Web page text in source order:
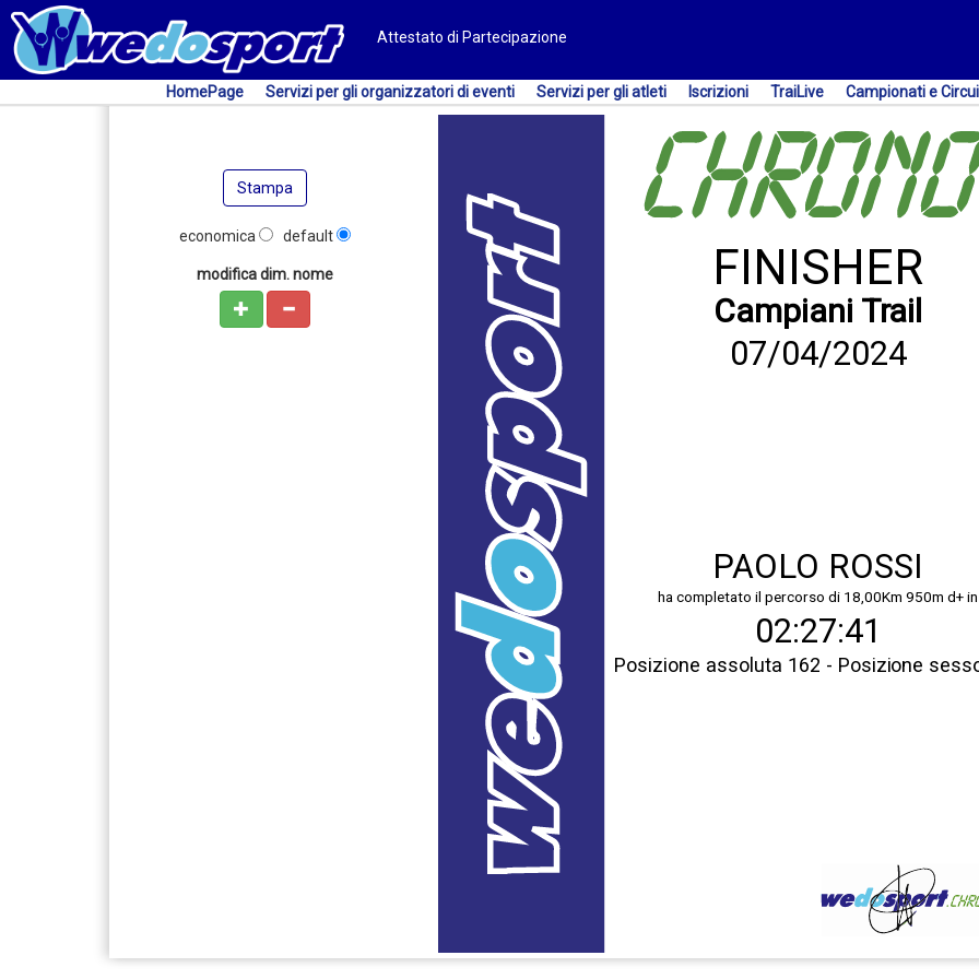
Attestato di Partecipazione
HomePage Servizi per gli organizzatori di eventi Servizi per gli atleti Iscrizioni TraiLive Campionati e
Stampa
economica default
modifica dim. nome FINISHER
Campiani Trail
PAOLO ROSSI
ha completato il percorso di 18,00Km 950m d+ in
Posizione assoluta 162 - Posizione
02:27:41
07/04/2024